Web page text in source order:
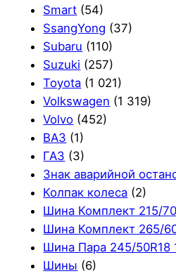
Smart (54)
SsangYong (37)
Subaru (110)
Suzuki (257)
Toyota (1 021)
Volkswagen (1 319)
Volvo (452)
ВАЗ (1)
ГАЗ (3)
Знак аварийной
Колпак колеса (2)
Шина Комплект 215/
Шина Комплект 265/
Шина Пара 245/50R18
Шины (6)